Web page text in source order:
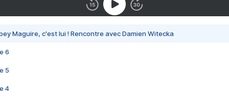
Maguire, c'est lui ! Rencontre avec Damien Witecka
6
5
4